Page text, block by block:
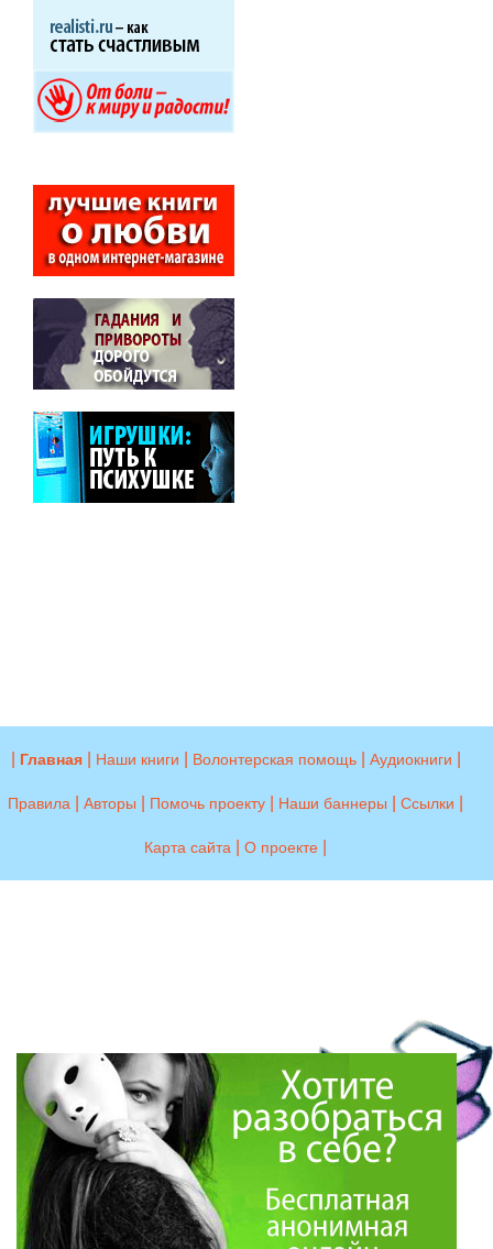
Главная| Наши книги Волонтерская помощь| Аудиокниги
Правила Авторы Помочь проекту Наши баннеры Ссылки
Карта сайта О проекте